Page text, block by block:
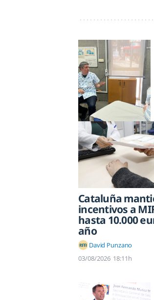
Cataluña
incentivos a
hasta 10.000
año
David Punzano
03/08/2026 18:11h